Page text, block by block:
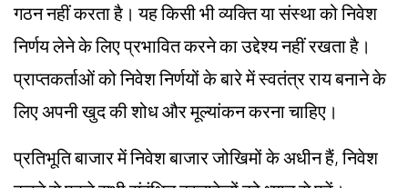
गठन नहीं करता है। यह किसी भी व्यक्ति या संस्था को निवेश
निर्णय लेने के लिए प्रभावित करने का उद्देश्य नहीं रखता है।
प्राप्तकर्ताओं को निवेश निर्णयों के बारे में स्वतंत्र राय बनाने के
लिए अपनी खुद की शोध और मूल्यांकन करना चाहिए।
प्रतिभूति बाजार में निवेश बाजार जोखिमों के अधीन हैं, निवेश